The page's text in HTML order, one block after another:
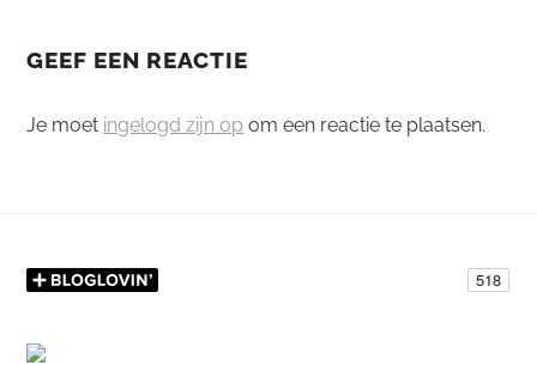
GEEF EEN REACTIE
Je moet ingelogd zijn op om een reactie te plaatsen.